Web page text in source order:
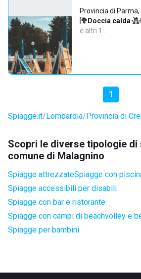
Provincia di
Doccia calda·
e altri 1…
1
Spiagge.it Lombardia Provincia di
Scopri le diverse tipologie di
comune di Malagnino
Spiagge attrezzateSpiagge con
Spiagge accessibili per disabili
Spiagge con bar e ristorante
Spiagge con campi di beachvolley e
Spiagge per bambini